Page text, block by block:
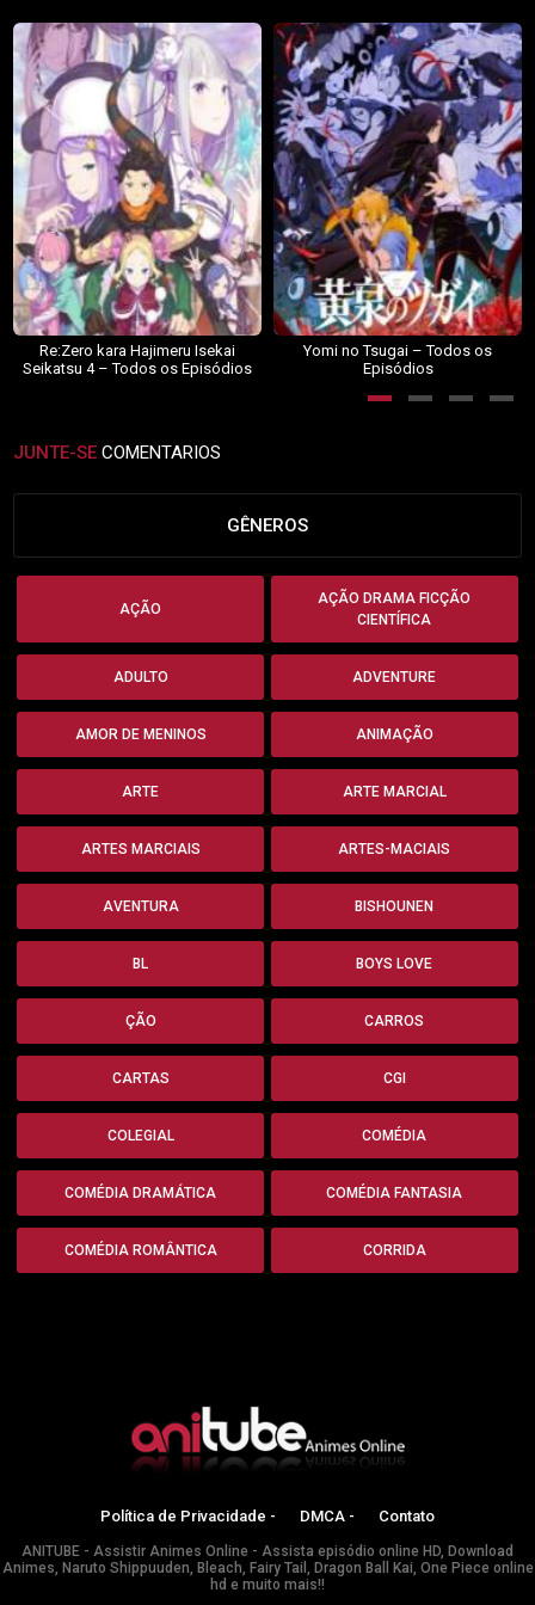
Re:Zero kara Hajimeru Isekai
Seikatsu 4 – Todos os Episódios
Yomi no Tsugai – Todos os
Episódios
JUNTE-SE COMENTARIOS
GÊNEROS
AÇÃO
AÇÃO DRAMA FICÇÃO
CIENTÍFICA
ADULTO ADVENTURE
AMOR DE MENINOS ANIMAÇÃO
ARTE ARTE MARCIAL
ARTES MARCIAIS ARTES-MACIAIS
AVENTURA BISHOUNEN
BL BOYS LOVE
ÇÃO CARROS
CARTAS CGI
COLEGIAL COMÉDIA
COMÉDIA DRAMÁTICA COMÉDIA FANTASIA
COMÉDIA ROMÂNTICA CORRIDA
Política de Privacidade - DMCA - Contato
ANITUBE - Assistir Animes Online - Assista episódio online HD, Download
Animes, Naruto Shippuuden, Bleach, Fairy Tail, Dragon Ball Kai, One Piece online
hd e muito mais!!